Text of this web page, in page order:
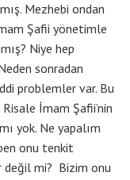
Mezhebi ondan
Şafii yönetimle
Niye hep
sonradan
problemler var. Bu
İmam Şafii’nin
yok. Ne yapalım
onu tenkit
değil mi? Bizim onu